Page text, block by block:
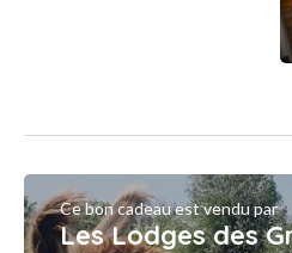
Ce bon cadeau est vendu par
Les Lodges des